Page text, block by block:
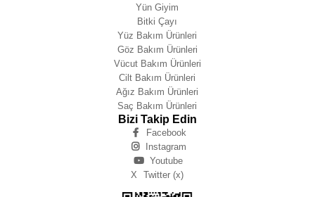
Yün Giyim
Bitki Çayı
Yüz Bakım Ürünleri
Göz Bakım Ürünleri
Vücut Bakım Ürünleri
Cilt Bakım Ürünleri
Ağız Bakım Ürünleri
Saç Bakım Ürünleri
Bizi Takip Edin
Facebook
Instagram
Youtube
X
Twitter (x)